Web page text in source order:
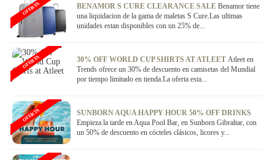
BENAMOR S CURE CLEARANCE SALE Benamor tiene
una liquidacion de la gama de maletas S Cure.Las ultimas
unidades estan disponibles con un 25% de...
OFERTA
30% OFF WORLD CUP SHIRTS AT ATLEET Atleet en
Trends ofrece un 30% de descuento en camisetas del Mundial
por tiempo limitado en tienda.La oferta esta...
OFERTA
SUNBORN AQUA HAPPY HOUR 50% OFF DRINKS
Empieza la tarde en Aqua Pool Bar, en Sunborn Gibraltar, con
un 50% de descuento en cócteles clásicos, licores y...
OFERTA